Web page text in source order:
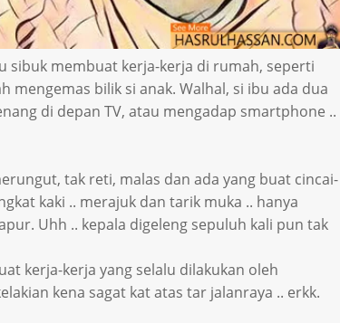
sibuk membuat kerja-kerja di rumah, seperti
mengemas bilik si anak. Walhal, si ibu ada dua
di depan TV, atau mengadap smartphone ..
tak reti, malas dan ada yang buat cincai-
kaki .. merajuk dan tarik muka .. hanya
Uhh .. kepala digeleng sepuluh kali pun tak
kerja-kerja yang selalu dilakukan oleh
kena sagat kat atas tar jalanraya .. erkk.